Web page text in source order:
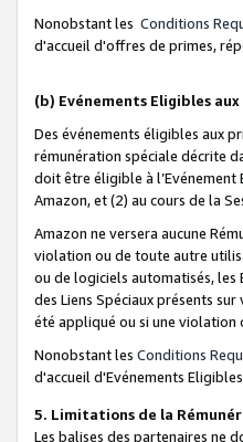
Nonobstant les Conditions
d'accueil d'offres de primes,
(b) Evénements Eligibles
Des événements éligibles aux
rémunération spéciale décrite
doit être éligible à l’Evénement
Amazon, et (2) au cours de la
Amazon ne versera aucune
violation ou de toute autre
ou de logiciels automatisés, les
des Liens Spéciaux présents
été appliqué ou si une violation
Nonobstant les Conditions
d'accueil d'Evénements
5. Limitations de la
Les balises des partenaires ne